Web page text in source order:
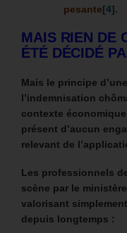
pesante[4].
MAIS RIEN DE
ÉTÉ DÉCIDÉ
Mais le principe
l’indemnisation
contexte
présent d’aucun
relevant de
Les professionnels
scène par le
valorisant
depuis longtemps :